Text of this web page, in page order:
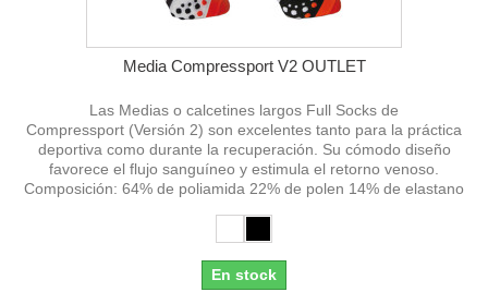
Media Compressport V2 OUTLET
Las Medias o calcetines largos Full Socks de
Compressport (Versión 2) son excelentes tanto para la práctica
deportiva como durante la recuperación. Su cómodo diseño
favorece el flujo sanguíneo y estimula el retorno venoso.
Composición: 64% de poliamida 22% de polen 14% de elastano
En stock